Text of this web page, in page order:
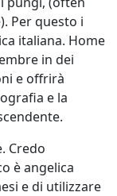
Per questo i
italiana. Home
in dei
e offrirà
e la
Credo
è angelica
e di utilizzare